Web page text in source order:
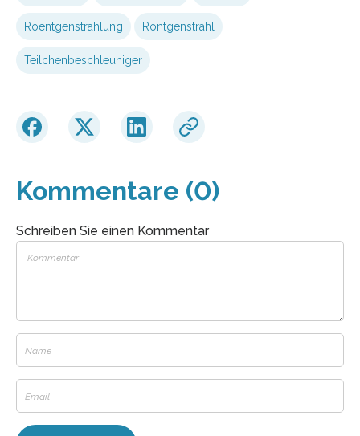
Roentgenstrahlung Röntgenstrahl
Teilchenbeschleuniger
Kommentare (0)
Schreiben Sie einen Kommentar